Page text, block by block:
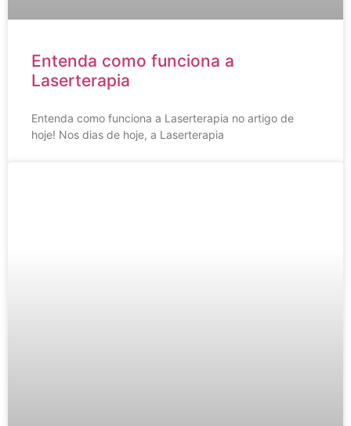
Entenda como funciona a
Laserterapia
Entenda como funciona a Laserterapia no artigo de
hoje! Nos dias de hoje, a Laserterapia